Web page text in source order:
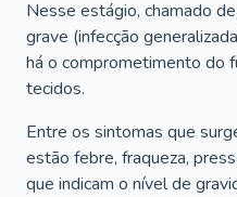
Nesse estágio, chamado
grave (infecção
há o comprometimento do
tecidos.
Entre os sintomas que
estão febre, fraqueza,
que indicam o nível de